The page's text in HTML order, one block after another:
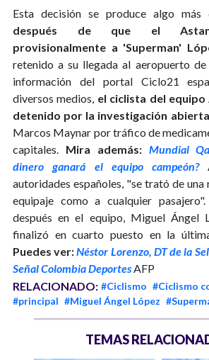
Esta decisión se produce algo más
después de que el
provisionalmente a 'Superman'
retenido a su llegada al aeropuerto de
información del portal Ciclo21
diversos medios, el ciclista del
detenido por la investigación abierta
Marcos Maynar por tráfico de
capitales. Mira además: Mundial
dinero ganará el equipo campeón?
autoridades españoles, "se trató de
equipaje como a cualquier
después en el equipo, Miguel Ángel
finalizó en cuarto puesto en la
Puedes ver:Néstor Lorenzo, DT de la
Señal Colombia Deportes AFP
RELACIONADO: #Ciclismo #Ciclismo
#principal #Miguel Ángel López
TEMAS